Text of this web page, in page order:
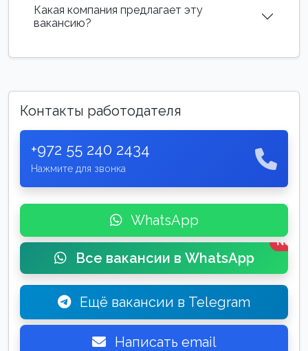
Какая компания предлагает эту
вакансию?
Контакты работодателя
+972 55 240 2434
Нажмите для звонка
WhatsApp
Все вакансии в WhatsApp
New
Ещё вакансии в Telegram
Написать email